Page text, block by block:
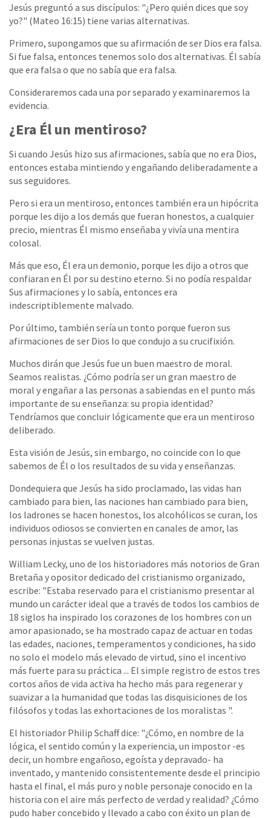
Jesús preguntó a sus discípulos: "¿Pero quién dices que soy
yo?" (Mateo 16:15) tiene varias alternativas.
Primero, supongamos que su afirmación de ser Dios era falsa.
Si fue falsa, entonces tenemos solo dos alternativas. Él sabía
que era falsa o que no sabía que era falsa.
Consideraremos cada una por separado y examinaremos la
evidencia.
¿Era Él un mentiroso?
Si cuando Jesús hizo sus afirmaciones, sabía que no era Dios,
entonces estaba mintiendo y engañando deliberadamente a
sus seguidores.
Pero si era un mentiroso, entonces también era un hipócrita
porque les dijo a los demás que fueran honestos, a cualquier
precio, mientras Él mismo enseñaba y vivía una mentira
colosal.
Más que eso, Él era un demonio, porque les dijo a otros que
confiaran en Él por su destino eterno. Si no podía respaldar
Sus afirmaciones y lo sabía, entonces era
indescriptiblemente malvado.
Por último, también sería un tonto porque fueron sus
afirmaciones de ser Dios lo que condujo a su crucifixión.
Muchos dirán que Jesús fue un buen maestro de moral.
Seamos realistas. ¿Cómo podría ser un gran maestro de
moral y engañar a las personas a sabiendas en el punto más
importante de su enseñanza: su propia identidad?
Tendríamos que concluir lógicamente que era un mentiroso
deliberado.
Esta visión de Jesús, sin embargo, no coincide con lo que
sabemos de Él o los resultados de su vida y enseñanzas.
Dondequiera que Jesús ha sido proclamado, las vidas han
cambiado para bien, las naciones han cambiado para bien,
los ladrones se hacen honestos, los alcohólicos se curan, los
individuos odiosos se convierten en canales de amor, las
personas injustas se vuelven justas.
William Lecky, uno de los historiadores más notorios de Gran
Bretaña y opositor dedicado del cristianismo organizado,
escribe: "Estaba reservado para el cristianismo presentar al
mundo un carácter ideal que a través de todos los cambios de
18 siglos ha inspirado los corazones de los hombres con un
amor apasionado, se ha mostrado capaz de actuar en todas
las edades, naciones, temperamentos y condiciones, ha sido
no solo el modelo más elevado de virtud, sino el incentivo
más fuerte para su práctica ... El simple registro de estos tres
cortos años de vida activa ha hecho más para regenerar y
suavizar a la humanidad que todas las disquisiciones de los
filósofos y todas las exhortaciones de los moralistas ".
El historiador Philip Schaff dice: "¿Cómo, en nombre de la
lógica, el sentido común y la experiencia, un impostor -es
decir, un hombre engañoso, egoísta y depravado- ha
inventado, y mantenido consistentemente desde el principio
hasta el final, el más puro y noble personaje conocido en la
historia con el aire más perfecto de verdad y realidad? ¿Cómo
pudo haber concebido y llevado a cabo con éxito un plan de